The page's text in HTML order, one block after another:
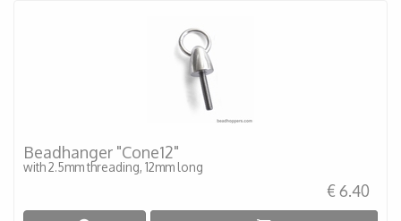
Beadhanger "Cone12"
with 2.5mm threading, 12mm long
€ 6.40